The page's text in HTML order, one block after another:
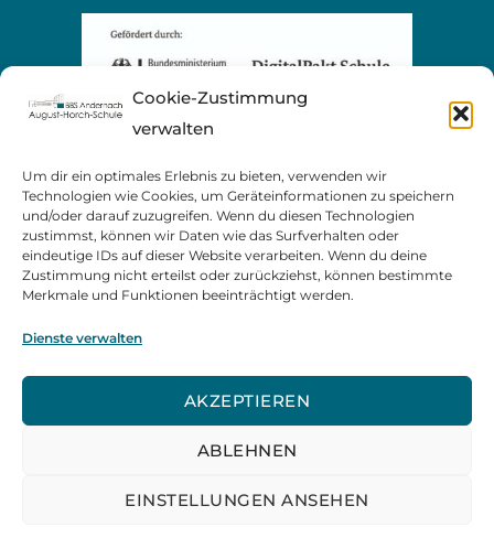
Cookie-Zustimmung
verwalten
Um dir ein optimales Erlebnis zu bieten, verwenden wir
Technologien wie Cookies, um Geräteinformationen zu speichern
und/oder darauf zuzugreifen. Wenn du diesen Technologien
zustimmst, können wir Daten wie das Surfverhalten oder
eindeutige IDs auf dieser Website verarbeiten. Wenn du deine
Zustimmung nicht erteilst oder zurückziehst, können bestimmte
Merkmale und Funktionen beeinträchtigt werden.
Dienste verwalten
AKZEPTIEREN
ABLEHNEN
EINSTELLUNGEN ANSEHEN